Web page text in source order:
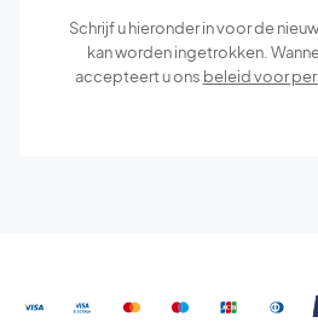
Schrijf u hieronder in voor de
kan worden ingetrokken.
accepteert u ons beleid voor